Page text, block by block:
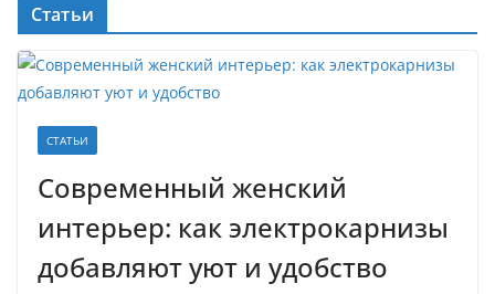
Статьи
СТАТЬИ
Современный женский
интерьер: как электрокарнизы
добавляют уют и удобство